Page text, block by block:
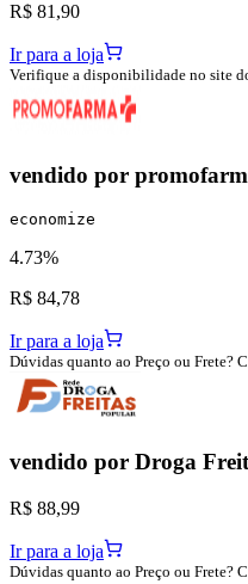
R$ 81,90
Ir para a loja
Verifique a disponibilidade no site
vendido por
economize
4.73%
R$ 84,78
Ir para a loja
Dúvidas quanto ao Preço ou Frete?
vendido por Droga
R$ 88,99
Ir para a loja
Dúvidas quanto ao Preço ou Frete?